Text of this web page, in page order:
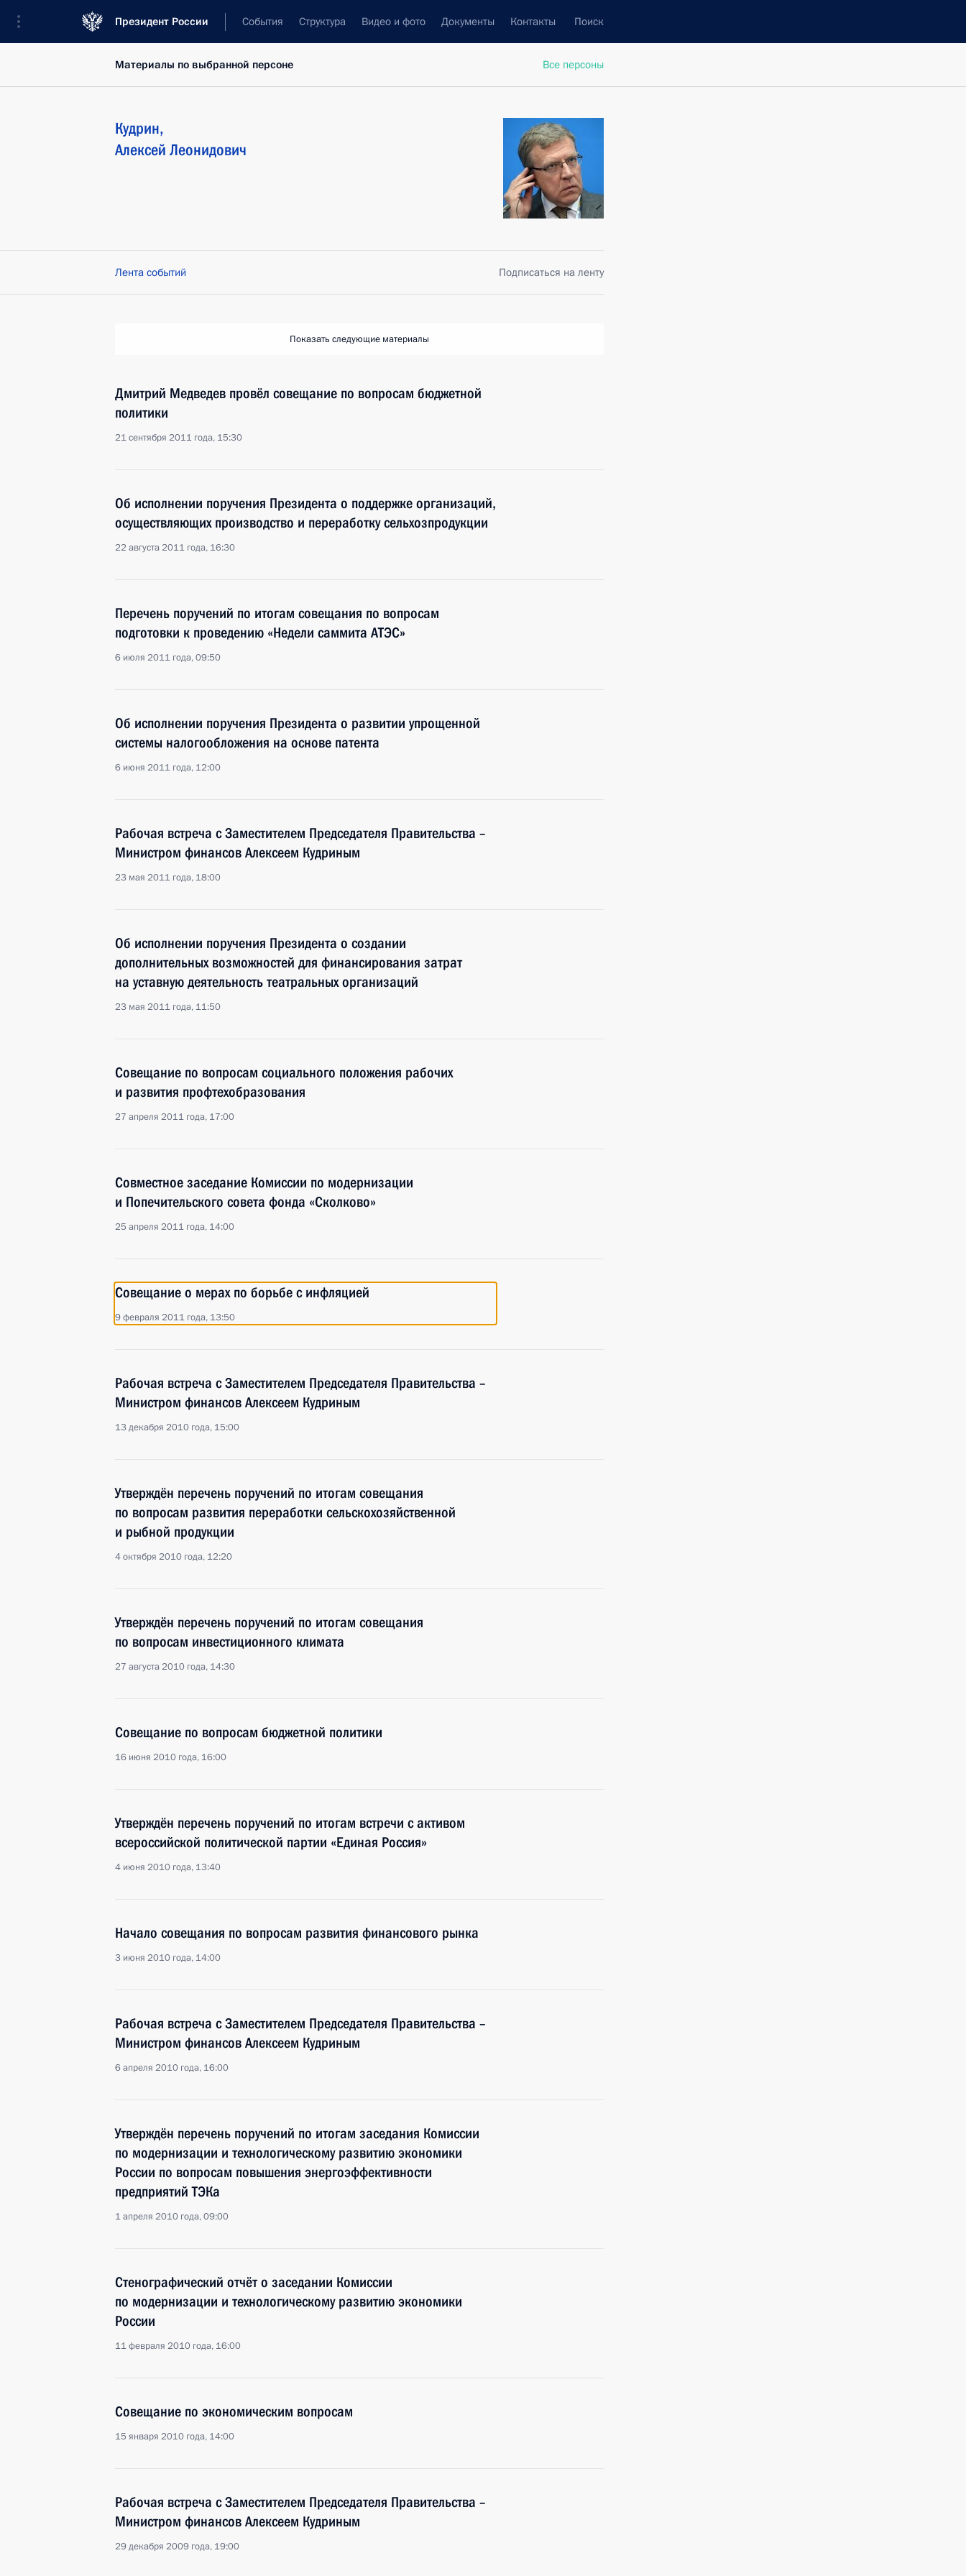
Президент России События Структура Видео и фото Документы Контакты Поиск
Все персоны
Материалы по выбранной персоне
Кудрин,
Алексей Леонидович
Лента событий Подписаться на ленту
Показать следующие материалы
Дмитрий Медведев провёл совещание по вопросам бюджетной
политики
21 сентября 2011 года, 15:30
Об исполнении поручения Президента о поддержке организаций,
осуществляющих производство и переработку сельхозпродукции
22 августа 2011 года, 16:30
Перечень поручений по итогам совещания по вопросам
подготовки к проведению «Недели саммита АТЭС»
6 июля 2011 года, 09:50
Об исполнении поручения Президента о развитии упрощенной
системы налогообложения на основе патента
6 июня 2011 года, 12:00
Рабочая встреча с Заместителем Председателя Правительства –
Министром финансов Алексеем Кудриным
23 мая 2011 года, 18:00
Об исполнении поручения Президента о создании
дополнительных возможностей для финансирования затрат
на уставную деятельность театральных организаций
23 мая 2011 года, 11:50
Совещание по вопросам социального положения рабочих
и развития профтехобразования
27 апреля 2011 года, 17:00
Совместное заседание Комиссии по модернизации
и Попечительского совета фонда «Сколково»
25 апреля 2011 года, 14:00
Совещание о мерах по борьбе с инфляцией
9 февраля 2011 года, 13:50
Рабочая встреча с Заместителем Председателя Правительства –
Министром финансов Алексеем Кудриным
13 декабря 2010 года, 15:00
Утверждён перечень поручений по итогам совещания
по вопросам развития переработки сельскохозяйственной
и рыбной продукции
4 октября 2010 года, 12:20
Утверждён перечень поручений по итогам совещания
по вопросам инвестиционного климата
27 августа 2010 года, 14:30
Совещание по вопросам бюджетной политики
16 июня 2010 года, 16:00
Утверждён перечень поручений по итогам встречи с активом
всероссийской политической партии «Единая Россия»
4 июня 2010 года, 13:40
Начало совещания по вопросам развития финансового рынка
3 июня 2010 года, 14:00
Рабочая встреча с Заместителем Председателя Правительства –
Министром финансов Алексеем Кудриным
6 апреля 2010 года, 16:00
Утверждён перечень поручений по итогам заседания Комиссии
по модернизации и технологическому развитию экономики
России по вопросам повышения энергоэффективности
предприятий ТЭКа
1 апреля 2010 года, 09:00
Стенографический отчёт о заседании Комиссии
по модернизации и технологическому развитию экономики
России
11 февраля 2010 года, 16:00
Совещание по экономическим вопросам
15 января 2010 года, 14:00
Рабочая встреча с Заместителем Председателя Правительства –
Министром финансов Алексеем Кудриным
29 декабря 2009 года, 19:00